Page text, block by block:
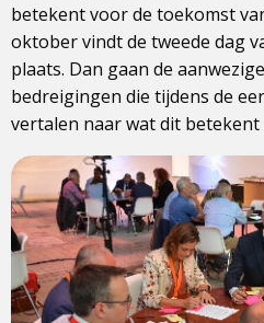
betekent voor de toekomst
oktober vindt de tweede dag
plaats. Dan gaan de
bedreigingen die tijdens de
vertalen naar wat dit